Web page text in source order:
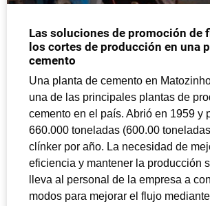
Las soluciones de promoción de
los cortes de producción en una
cemento
Una planta de cemento en
una de las principales plantas de
cemento en el país. Abrió en 1959 y
660.000 toneladas (600.00
clínker por año. La necesidad de
eficiencia y mantener la producción
lleva al personal de la empresa a
modos para mejorar el flujo